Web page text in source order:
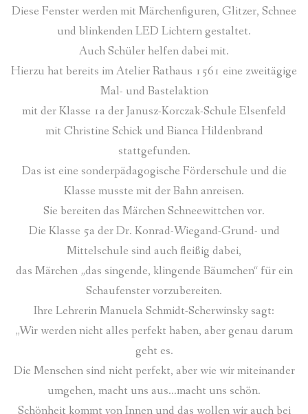
Diese Fenster werden mit Märchenfiguren, Glitzer, Schnee
und blinkenden LED Lichtern gestaltet.
Auch Schüler helfen dabei mit.
Hierzu hat bereits im Atelier Rathaus 1561 eine zweitägige
Mal- und Bastelaktion
mit der Klasse 1a der Janusz-Korczak-Schule Elsenfeld
mit Christine Schick und Bianca Hildenbrand
stattgefunden.
Das ist eine sonderpädagogische Förderschule und die
Klasse musste mit der Bahn anreisen.
Sie bereiten das Märchen Schneewittchen vor.
Die Klasse 5a der Dr. Konrad-Wiegand-Grund- und
Mittelschule sind auch fleißig dabei,
das Märchen „das singende, klingende Bäumchen“ für ein
Schaufenster vorzubereiten.
Ihre Lehrerin Manuela Schmidt-Scherwinsky sagt:
„Wir werden nicht alles perfekt haben, aber genau darum
geht es.
Die Menschen sind nicht perfekt, aber wie wir miteinander
umgehen, macht uns aus…macht uns schön.
Schönheit kommt von Innen und das wollen wir auch bei